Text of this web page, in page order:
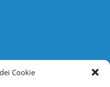
Cookie